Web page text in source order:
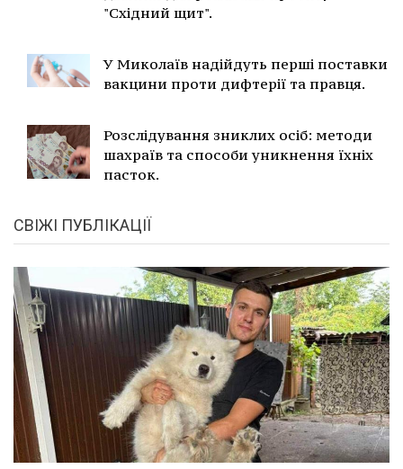
"Східний щит".
У Миколаїв надійдуть перші поставки
вакцини проти дифтерії та правця.
Розслідування зниклих осіб: методи
шахраїв та способи уникнення їхніх
пасток.
СВІЖІ ПУБЛІКАЦІЇ